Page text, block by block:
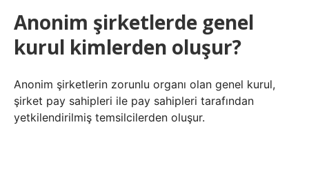
Anonim şirketlerde genel
kurul kimlerden oluşur?
Anonim şirketlerin zorunlu organı olan genel kurul,
şirket pay sahipleri ile pay sahipleri tarafından
yetkilendirilmiş temsilcilerden oluşur.